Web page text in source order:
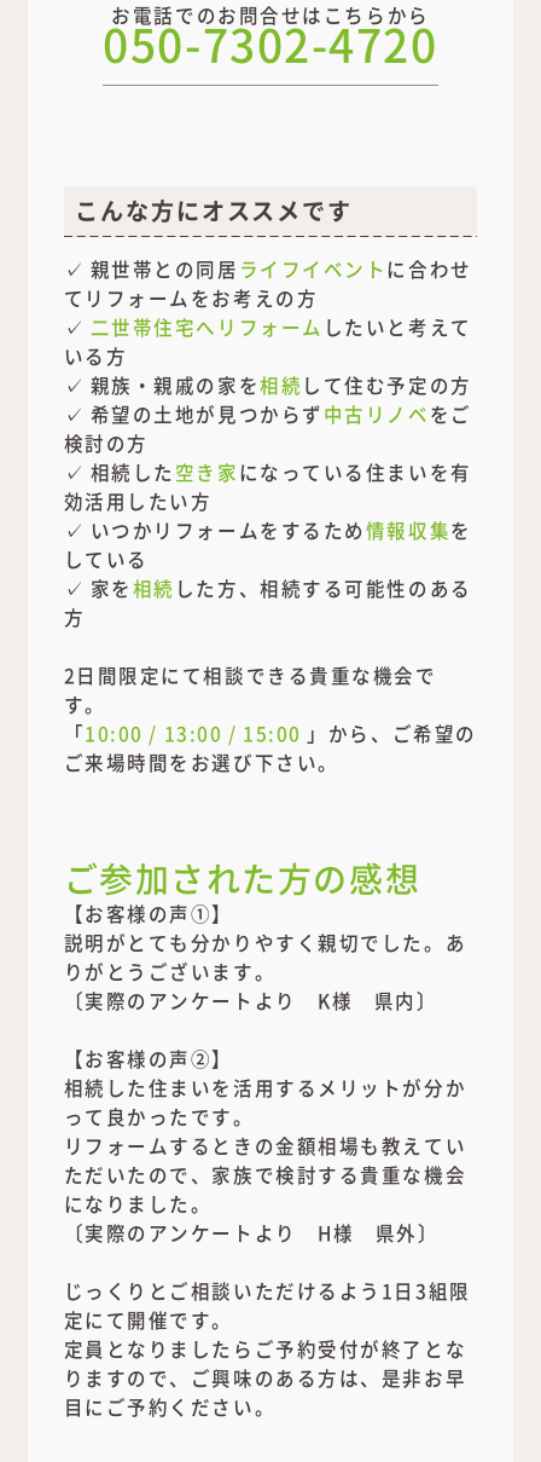
お電話でのお問合せはこちらから
050-7302-4720
こんな方にオススメです
✓ 親世帯との同居 ライフイベントに合わせ
てリフォームをお考えの方
✓ 二世帯住宅へリフォーム したいと考えて
いる方
✓ 親族・親戚の家を相続 して住む予定の方
✓ 希望の土地が見つからず中古リノベをご
検討の方
✓ 相続した 空き家になっている住まいを有
効活用したい方
✓ いつかリフォームをするため情報収集を
している
✓ 家を相続 した方、相続する可能性のある
方
2日間限定にて相談できる貴重な機会で
す。
「10:00 / 13:00 / 15:00 」から、ご希望の
ご来場時間をお選び下さい。
ご参加された方の感想
【お客様の声①】
説明がとても分かりやすく親切でした。あ
りがとうございます。
〔実際のアンケートより K様 県内〕
【お客様の声②】
相続した住まいを活用するメリットが分か
って良かったです。
リフォームするときの金額相場も教えてい
ただいたので、家族で検討する貴重な機会
になりました。
〔実際のアンケートより H様 県外〕
じっくりとご相談いただけるよう1日3組限
定にて開催です。
定員となりましたらご予約受付が終了とな
りますので、ご興味のある方は、是非お早
目にご予約ください。